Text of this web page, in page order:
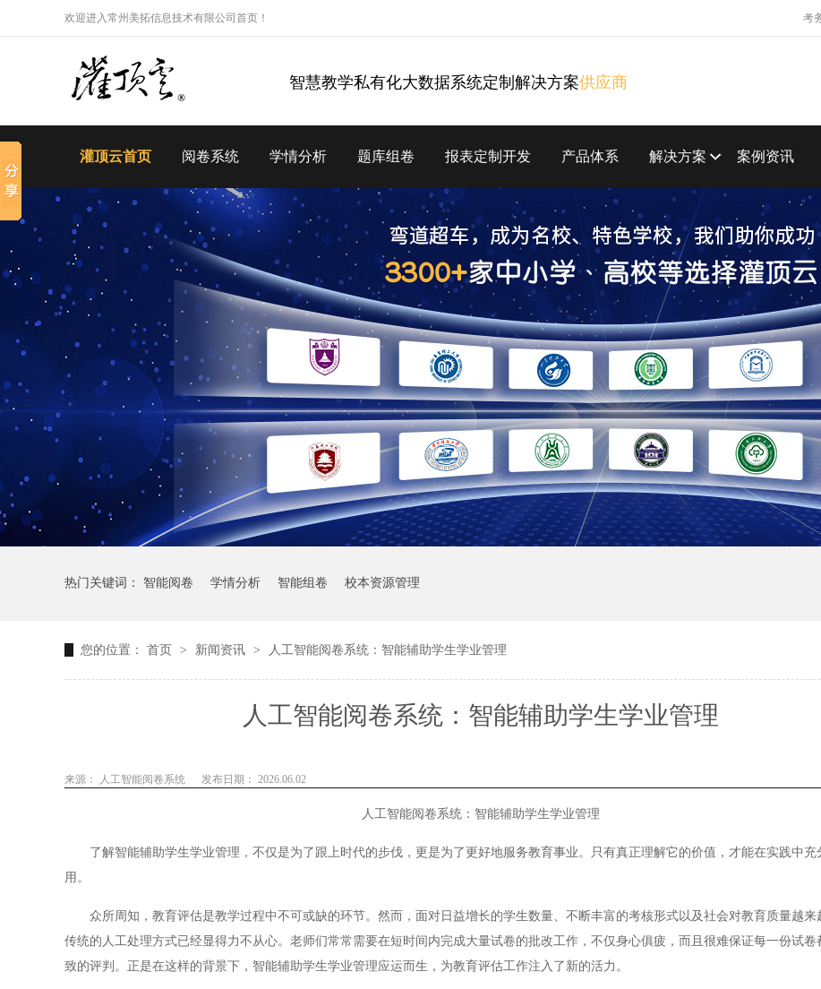
考
欢迎进入常州美拓信息技术有限公司首页！
智慧教学私有化大数据系统定制解决方案供应商
灌顶云首页 阅卷系统 学情分析 题库组卷 报表定制开发 产品体系 解决方案 案例资讯
热门关键词： 智能阅卷 学情分析 智能组卷 校本资源管理
您的位置： 首页 > 新闻资讯 > 人工智能阅卷系统：智能辅助学生学业管理
人工智能阅卷系统：智能辅助学生学业管理
来源： 人工智能阅卷系统 发布日期： 2026.06.02
人工智能阅卷系统：智能辅助学生学业管理
了解智能辅助学生学业管理，不仅是为了跟上时代的步伐，更是为了更好地服务教育事业。只有真正理解它的价值，才能在实践中充
用。
众所周知，教育评估是教学过程中不可或缺的环节。然而，面对日益增长的学生数量、不断丰富的考核形式以及社会对教育质量越来
传统的人工处理方式已经显得力不从心。老师们常常需要在短时间内完成大量试卷的批改工作，不仅身心俱疲，而且很难保证每一份试卷
致的评判。正是在这样的背景下，智能辅助学生学业管理应运而生，为教育评估工作注入了新的活力。